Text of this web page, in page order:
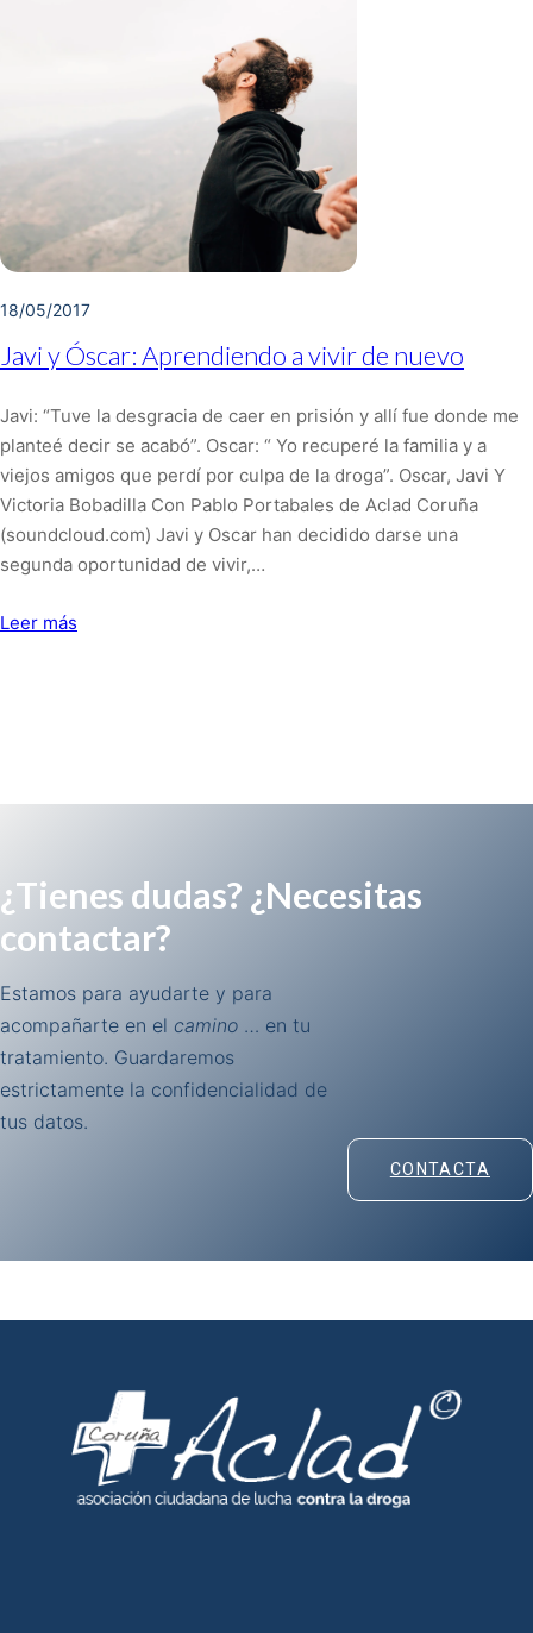
18/05/2017
Javi y Óscar: Aprendiendo a vivir de nuevo
Javi: “Tuve la desgracia de caer en prisión y allí fue donde me
planteé decir se acabó”. Oscar: “ Yo recuperé la familia y a
viejos amigos que perdí por culpa de la droga”. Oscar, Javi Y
Victoria Bobadilla Con Pablo Portabales de Aclad Coruña
(soundcloud.com) Javi y Oscar han decidido darse una
segunda oportunidad de vivir,…
Leer más
¿Tienes dudas? ¿Necesitas
contactar?
Estamos para ayudarte y para
acompañarte en el camino … en tu
tratamiento. Guardaremos
estrictamente la confidencialidad de
tus datos.
CONTACTA